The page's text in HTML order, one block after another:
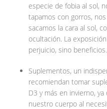
especie de fobia al sol,
tapamos con gorros,
sacamos la cara al sol,
ocultación. La
perjuicio, sino beneficios.
Suplementos, un
recomiendan tomar
D3 y más en invierno,
nuestro cuerpo al